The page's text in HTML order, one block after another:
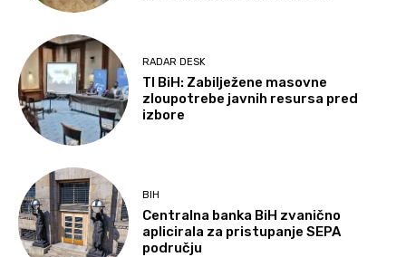
RADAR DESK
TI BiH: Zabilježene masovne
zloupotrebe javnih resursa pred
izbore
BIH
Centralna banka BiH zvanično
aplicirala za pristupanje SEPA
području